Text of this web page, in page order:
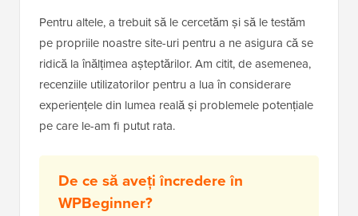
Pentru altele, a trebuit să le cercetăm și să le testăm
pe propriile noastre site-uri pentru a ne asigura că se
ridică la înălțimea așteptărilor. Am citit, de asemenea,
recenziile utilizatorilor pentru a lua în considerare
experiențele din lumea reală și problemele potențiale
pe care le-am fi putut rata.
De ce să aveți încredere în
WPBeginner?